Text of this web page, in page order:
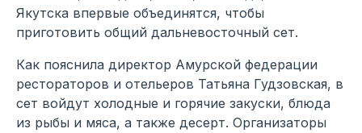
Якутска впервые объединятся, чтобы
приготовить общий дальневосточный сет.
Как пояснила директор Амурской федерации
рестораторов и отельеров Татьяна Гудзовская, в
сет войдут холодные и горячие закуски, блюда
из рыбы и мяса, а также десерт. Организаторы